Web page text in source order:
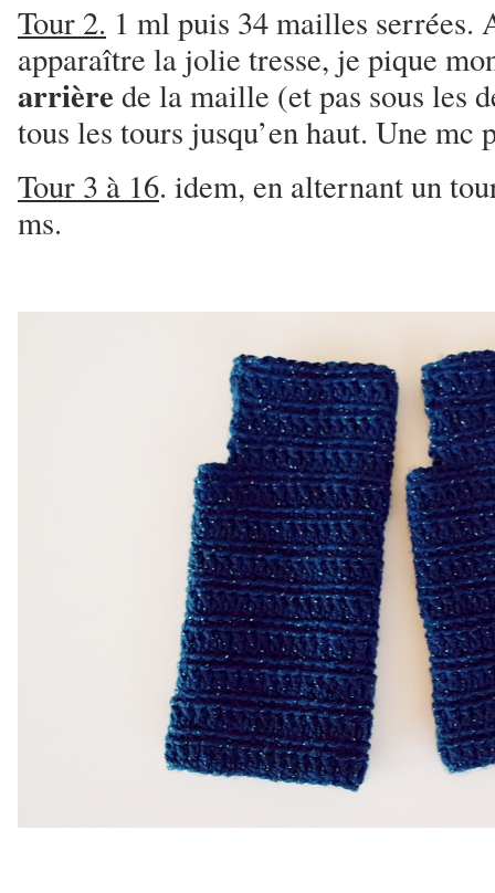
Tour 2. 1 ml puis 34 mailles serrées.
apparaître la jolie tresse, je pique
arrière de la maille (et pas sous les
tous les tours jusqu’en haut. Une mc
Tour 3 à 16. idem, en alternant un
ms.